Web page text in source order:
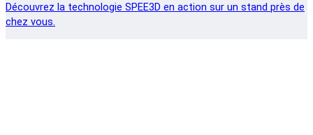
Découvrez la technologie SPEE3D en action sur un stand près de
chez vous.